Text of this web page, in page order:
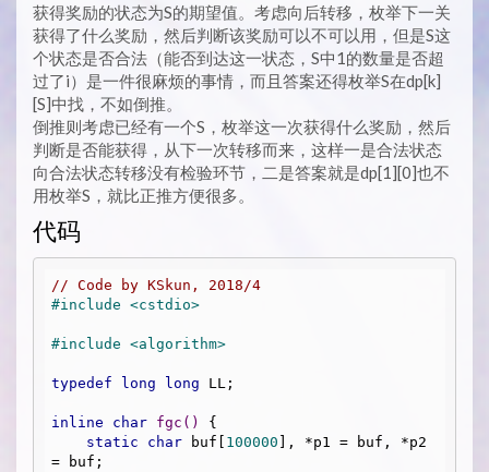
获得奖励的状态为S的期望值。考虑向后转移，枚举下一关
获得了什么奖励，然后判断该奖励可以不可以用，但是S这
个状态是否合法（能否到达这一状态，S中1的数量是否超
过了i）是一件很麻烦的事情，而且答案还得枚举S在dp[k]
[S]中找，不如倒推。
倒推则考虑已经有一个S，枚举这一次获得什么奖励，然后
判断是否能获得，从下一次转移而来，这样一是合法状态
向合法状态转移没有检验环节，二是答案就是dp[1][0]也不
用枚举S，就比正推方便很多。
代码
// Code by KSkun, 2018/4
#include <cstdio>
#include <algorithm>
typedef long long LL;
inline char fgc ()
{
static
char buf[ 100000 ], *p1 = buf, *p2
= buf;